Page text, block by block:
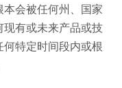
会被任何州、国家
有或未来产品或技
特定时间段内或根